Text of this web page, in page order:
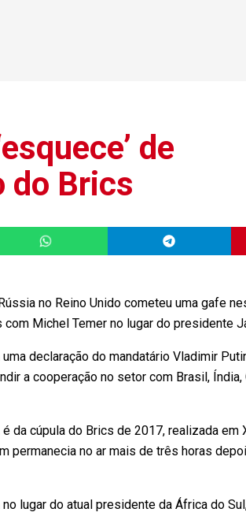
de
do Brics
no Reino Unido cometeu uma gafe
Michel Temer no lugar do presidente
declaração do mandatário Vladimir
a cooperação no setor com Brasil, Índia,
da cúpula do Brics de 2017, realizada em
permanecia no ar mais de três horas
lugar do atual presidente da África do